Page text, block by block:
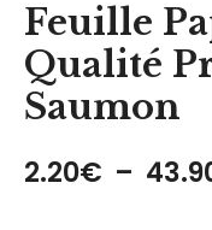
Feuille
Qualité
Saumon
2.20€ –